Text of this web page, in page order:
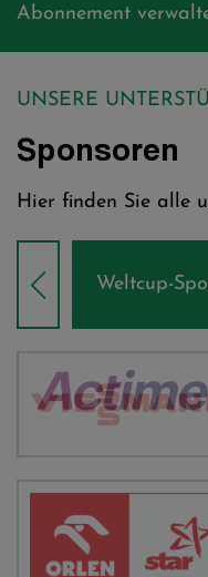
Abonnement
UNSERE
Sponsoren
Hier finden Sie alle
Weltcup-